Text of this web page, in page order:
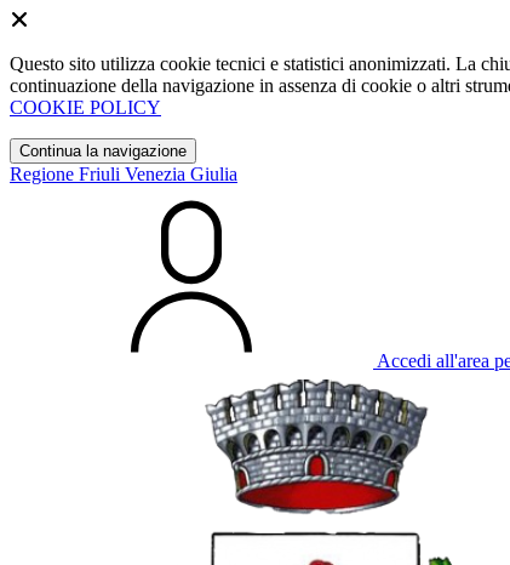
Questo sito utilizza cookie tecnici e statistici anonimizzati. La
continuazione della navigazione in assenza di cookie o altri
COOKIE POLICY
Continua la navigazione
Regione Friuli Venezia Giulia
Accedi all'area